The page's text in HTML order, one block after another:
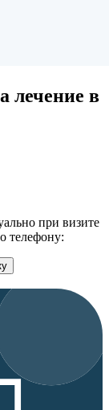
лечение в
при визите
телефону: